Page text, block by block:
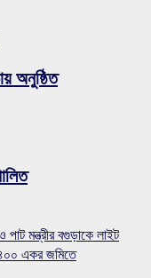
অনুষ্ঠিত
পাট মন্ত্রীর বগুড়াকে লাইট
৪০০ একর জমিতে